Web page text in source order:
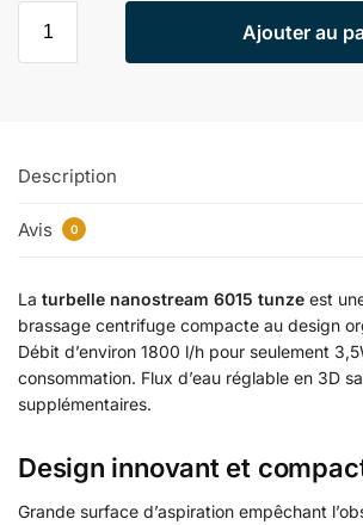
Ajouter au
Description
Avis 0
La turbelle nanostream 6015 tunze est
brassage centrifuge compacte au design
Débit d’environ 1800 l/h pour seulement
consommation. Flux d’eau réglable en 3D
supplémentaires.
Design innovant et
Grande surface d’aspiration empêchant